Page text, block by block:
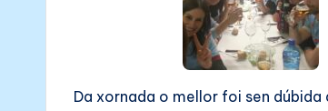
Da xornada o mellor foi sen